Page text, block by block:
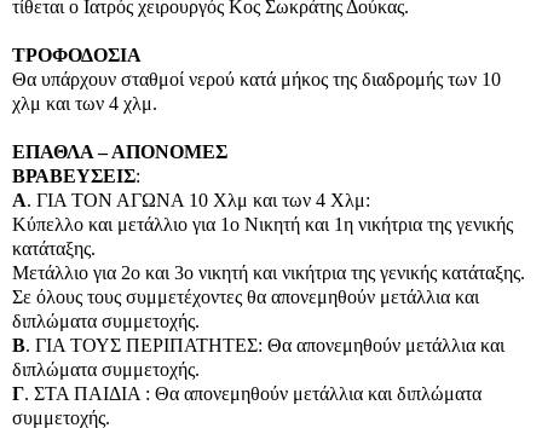
τίθεται ο Ιατρός χειρουργός Κος Σωκράτης Δούκας.
ΤΡΟΦΟΔΟΣΙΑ
Θα υπάρχουν σταθμοί νερού κατά μήκος της διαδρομής των 10
χλμ και των 4 χλμ.
ΕΠΑΘΛΑ – ΑΠΟΝΟΜΕΣ
ΒΡΑΒΕΥΣΕΙΣ:
Α. ΓΙΑ ΤΟΝ ΑΓΩΝΑ 10 Χλμ και των 4 Χλμ:
Κύπελλο και μετάλλιο για 1ο Νικητή και 1η νικήτρια της γενικής
κατάταξης.
Μετάλλιο για 2ο και 3ο νικητή και νικήτρια της γενικής κατάταξης.
Σε όλους τους συμμετέχοντες θα απονεμηθούν μετάλλια και
διπλώματα συμμετοχής.
Β. ΓΙΑ ΤΟΥΣ ΠΕΡΙΠΑΤΗΤΕΣ: Θα απονεμηθούν μετάλλια και
διπλώματα συμμετοχής.
Γ. ΣΤΑ ΠΑΙΔΙΑ : Θα απονεμηθούν μετάλλια και διπλώματα
συμμετοχής.